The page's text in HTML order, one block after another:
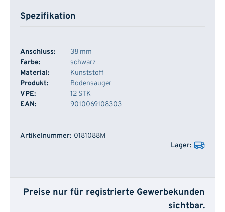
Spezifikation
Anschluss:
38 mm
Farbe:
schwarz
Material:
Kunststoff
Produkt:
Bodensauger
VPE:
12 STK
EAN:
9010069108303
Artikelnummer Lager
0181088M
Preise nur für registrierte Gewerbekunden
sichtbar.